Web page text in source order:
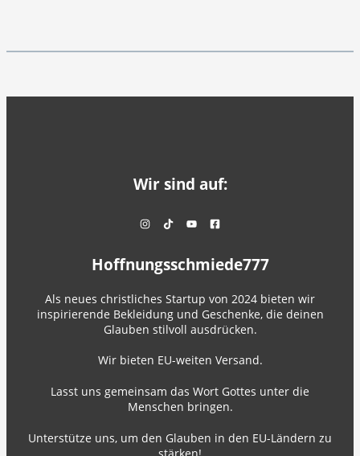
Wir sind auf:
Hoffnungsschmiede777
Als neues christliches Startup von 2024 bieten wir
inspirierende Bekleidung und Geschenke, die deinen
Glauben stilvoll ausdrücken.
Wir bieten EU-weiten Versand.
Lasst uns gemeinsam das Wort Gottes unter die
Menschen bringen.
Unterstütze uns, um den Glauben in den EU-Ländern zu